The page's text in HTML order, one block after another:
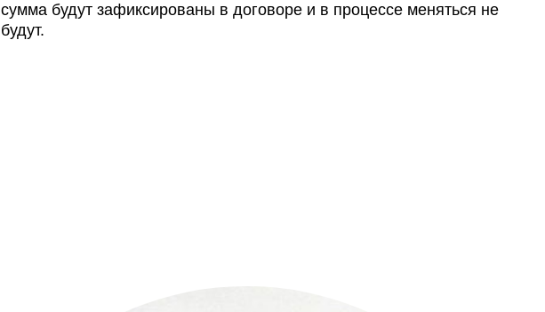
сумма будут зафиксированы в договоре и в процессе меняться не
будут.